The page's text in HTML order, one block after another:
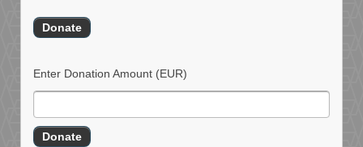
Enter Donation Amount (EUR)